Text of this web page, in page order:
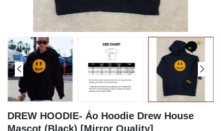
DREW HOODIE- Áo Hoodie Drew House
Mascot (Black) [Mirror Quality]